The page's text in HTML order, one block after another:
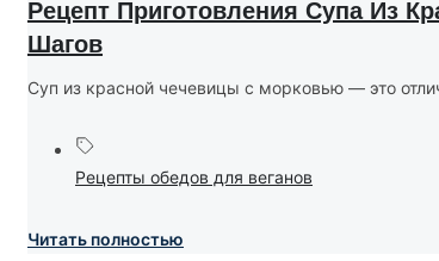
Рецепт Приготовления Супа Из
Шагов
Суп из красной чечевицы с морковью — это
Рецепты обедов для веганов
Читать полностью